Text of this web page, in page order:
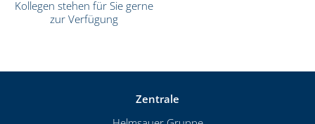
Kollegen stehen für Sie gerne
zur Verfügung
Zentrale